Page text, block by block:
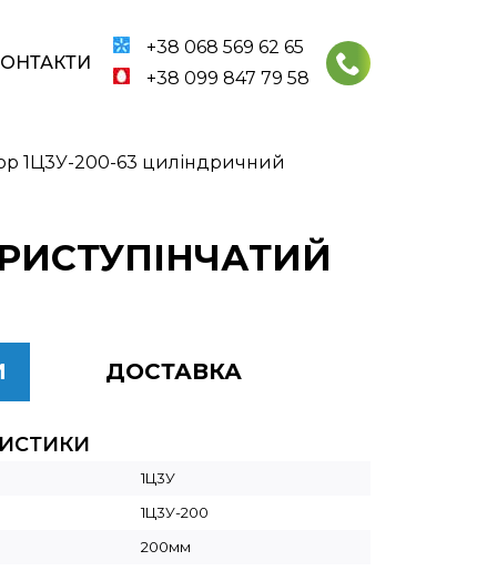
+38 068 569 62 65
+38 099 847 79 58
1Ц3У-200-63 циліндричний
ДОСТАВКА
1Ц3У
1Ц3У-200
200мм